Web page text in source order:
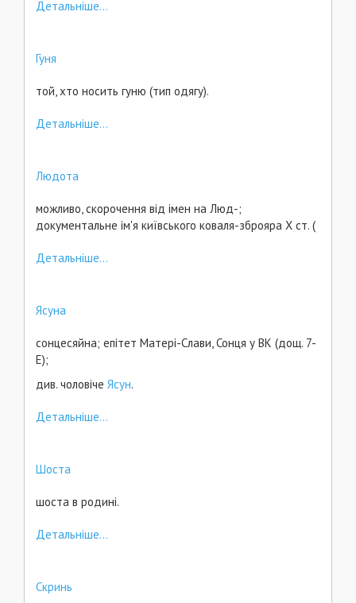
Детальніше...
Гуня
той, хто носить гуню (тип одягу).
Детальніше...
Людота
можливо, скорочення від імен на Люд-;
документальне ім'я київського коваля-зброяра Х ст. (
Детальніше...
Ясуна
сонцесяйна; епітет Матері-Слави, Сонця у ВК (дощ. 7-
Е);
див. чоловіче Ясун.
Детальніше...
Шоста
шоста в родині.
Детальніше...
Скринь